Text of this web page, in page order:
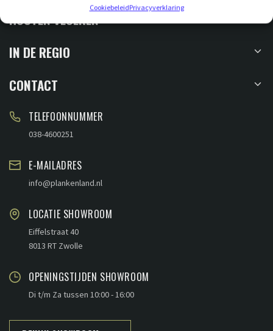
CookiebeleidPrivacyverklaring
HOUTEN VLOEREN
IN DE REGIO
CONTACT
TELEFOONNUMMER
038-4600251
E-MAILADRES
info@plankenland.nl
LOCATIE SHOWROOM
Eiffelstraat 40
8013 RT Zwolle
OPENINGSTIJDEN SHOWROOM
Di t/m Za tussen 10:00 - 16:00